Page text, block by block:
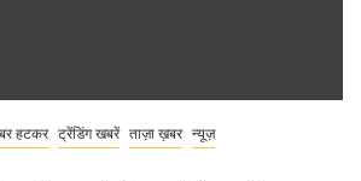
हटकर ट्रेंडिंग खबरें ताज़ा ख़बर न्यूज़